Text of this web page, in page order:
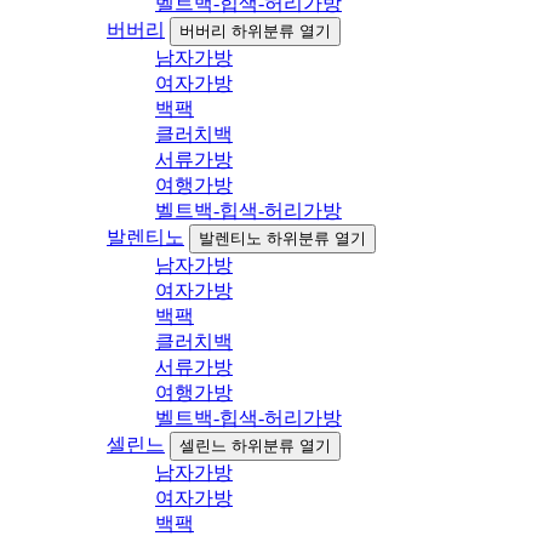
버버리
버버리 하위분류 열기
남자가방
여자가방
백팩
클러치백
서류가방
여행가방
벨트백-힙색-허리가방
발렌티노
발렌티노 하위분류 열기
남자가방
여자가방
백팩
클러치백
서류가방
여행가방
벨트백-힙색-허리가방
셀린느
셀린느 하위분류 열기
남자가방
여자가방
백팩